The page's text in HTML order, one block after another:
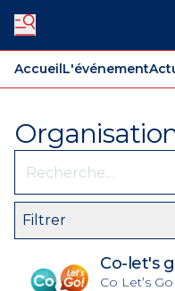
AccueilL'événement
Filtrer
Co-let's
Co Let’s